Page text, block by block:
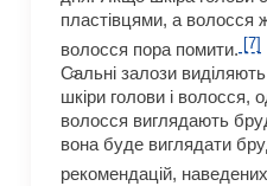
пластівцями, а волосся
волосся пора помити. [7]
Сальні залози
шкіри голови і волосся,
волосся виглядають
вона буде виглядати
рекомендацій,